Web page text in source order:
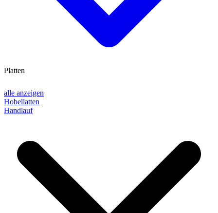
alle anzeigen
Hobellatten
Handlauf
Platten